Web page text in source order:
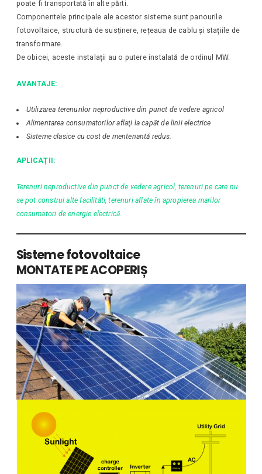
poate fi transportată în alte părti.
Componentele principale ale acestor sisteme sunt panourile
fotovoltaice, structură de susținere, rețeaua de cablu și stațiile de
transformare.
De obicei, aceste instalații au o putere instalată de ordinul MW.
AVANTAJE:
Utilizarea terenurilor neproductive din punct de vedere agricol
Alimentarea consumatorilor aflaţi la capăt de linii electrice
Sisteme clasice cu cost de mentenantă redus.
APLICAŢII:
Terenuri neproductive din punct de vedere agricol, terenuri pe care nu
se pot construi alte facilităti, terenuri aflate în apropierea marilor
consumatori de energie electrică.
Sisteme fotovoltaice
MONTATE PE ACOPERIȘ